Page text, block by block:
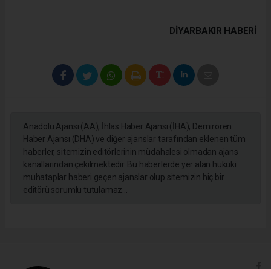
DIYARBAKIR HABERİ
Anadolu Ajansı (AA), İhlas Haber Ajansı (İHA), Demirören
Haber Ajansı (DHA) ve diğer ajanslar tarafından eklenen tüm
haberler, sitemizin editörlerinin müdahalesi olmadan ajans
kanallarından çekilmektedir. Bu haberlerde yer alan hukuki
muhataplar haberi geçen ajanslar olup sitemizin hiç bir
editörü sorumlu tutulamaz...